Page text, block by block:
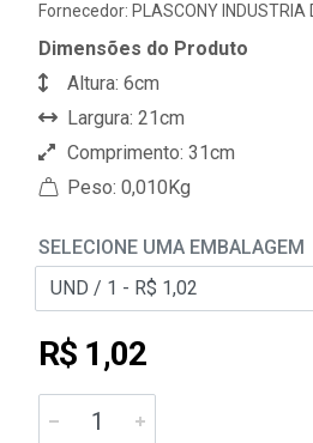
Fornecedor: PLASCONY INDUSTRIA
Dimensões do Produto
Altura: 6cm
Largura: 21cm
Comprimento: 31cm
Peso: 0,010Kg
SELECIONE UMA EMBALAGEM
R$ 1,02